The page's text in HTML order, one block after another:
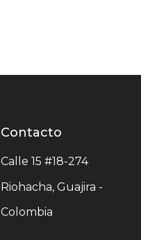
Contacto
centro
Contacto
Calle 15 #18-274
Riohacha, Guajira -
Colombia